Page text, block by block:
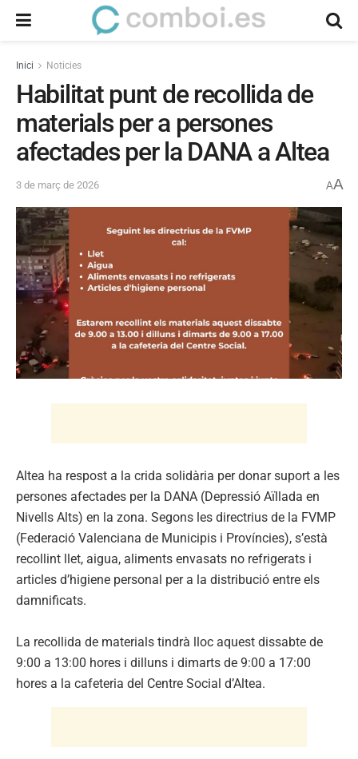
Inici Noticies
Habilitat punt de recollida de
materials per a persones
afectades per la DANA a Altea
3 de març de 2026 AA
Altea ha respost a la crida solidària per donar suport a les
persones afectades per la DANA (Depressió Aïllada en
Nivells Alts) en la zona. Segons les directrius de la FVMP
(Federació Valenciana de Municipis i Províncies), s’està
recollint llet, aigua, aliments envasats no refrigerats i
articles d’higiene personal per a la distribució entre els
damnificats.
La recollida de materials tindrà lloc aquest dissabte de
9:00 a 13:00 hores i dilluns i dimarts de 9:00 a 17:00
hores a la cafeteria del Centre Social d’Altea.